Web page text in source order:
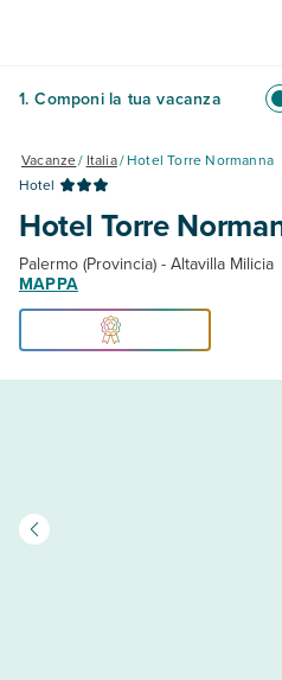
1. Componi la tua vacanza
Vacanze/ Italia/Hotel Torre Normanna
Hotel
Hotel Torre
Palermo (Provincia) - Altavilla Milicia
MAPPA